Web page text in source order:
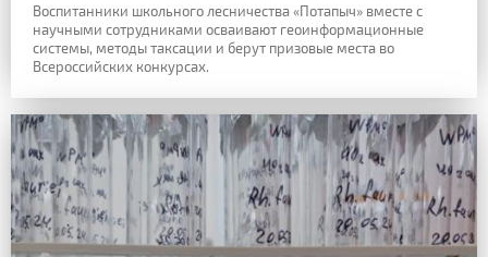
Воспитанники школьного лесничества «Потапыч» вместе с
научными сотрудниками осваивают геоинформационные
системы, методы таксации и берут призовые места во
Всероссийских конкурсах.